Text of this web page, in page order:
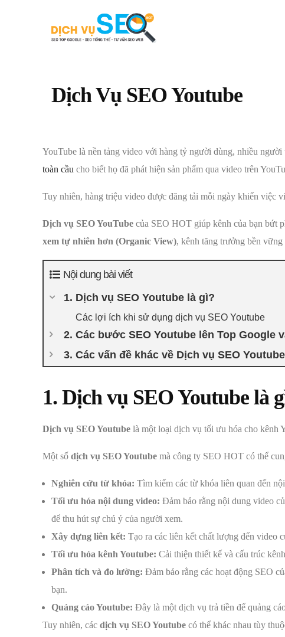
Dịch Vụ SEO Youtube
YouTube là nền tảng video với hàng tỷ người dùng, nhiều
toàn cầu cho biết họ đã phát hiện sản phẩm qua video trên
Tuy nhiên, hàng triệu video được đăng tải mỗi ngày khiến việc
Dịch vụ SEO YouTube của SEO HOT giúp kênh của bạn bứt
xem tự nhiên hơn (Organic View), kênh tăng trưởng bền
Nội dung bài viết
1. Dịch vụ SEO Youtube là gì?
Các lợi ích khi sử dụng dịch vụ SEO Youtube
2. Các bước SEO Youtube lên Top Google
3. Các vấn đề khác về Dịch vụ SEO Youtube
1. Dịch vụ SEO Youtube là
Dịch vụ SEO Youtube là một loại dịch vụ tối ưu hóa cho kênh
Một số dịch vụ SEO Youtube mà công ty SEO HOT có thể
Nghiên cứu từ khóa: Tìm kiếm các từ khóa liên quan đến
Tối ưu hóa nội dung video: Đảm bảo rằng nội dung video
để thu hút sự chú ý của người xem.
Xây dựng liên kết: Tạo ra các liên kết chất lượng đến video
Tối ưu hóa kênh Youtube: Cải thiện thiết kế và cấu trúc
Phân tích và đo lường: Đảm bảo rằng các hoạt động SEO
bạn.
Quảng cáo Youtube: Đây là một dịch vụ trả tiền để quảng
Tuy nhiên, các dịch vụ SEO Youtube có thể khác nhau tùy